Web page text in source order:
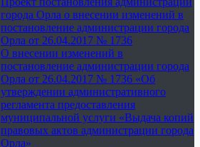
города Орла о внесении изменений в
постановление администрации города
Орла от 26.04.2017 № 1736
О внесении изменений в
постановление администрации города
Орла от 26.04.2017 № 1736 «Об
утверждении административного
регламента предоставления
муниципальной услуги «Выдача копий
правовых актов администрации города
Орла»